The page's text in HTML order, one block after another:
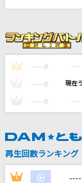
Hey! Say! JUMP
[生音]メリッサ
ポルノグラフィティ
オトナブルー
まじ娘
1 ---- 点 ----
---- 点 ----
3 ---- 点 ----
再生回数ランキング
1 ----